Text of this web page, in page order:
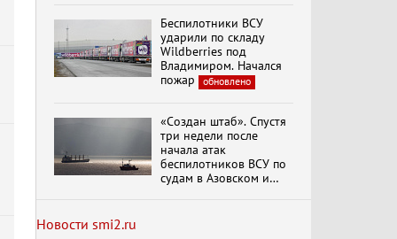
Г.А. Зюганова,
Председателя ЦК
КПРФ Руководителя
фракции КПРФ в
Государственной Думе
РФ (28.07.2026)
Документальный
фильм "Империализм и
Бить смелее!
В.Баранец, В.Дандыкин,
А.Матвийчук, К.Сивков
Степногорска
Беспилотники ВСУ
ударили по складу
Wildberries под
Владимиром. Начался
пожар
обновлено
«Создан штаб». Спустя
три недели после
начала атак
беспилотников ВСУ по
судам в Азовском и
Новости smi2.ru